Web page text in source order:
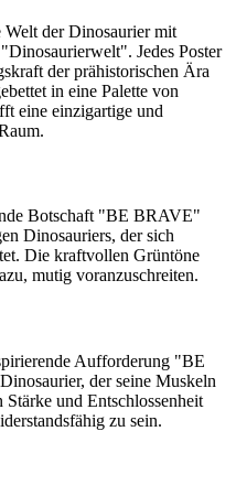
Welt der Dinosaurier mit
Jedes Poster
der prähistorischen Ära
in eine Palette von
eine einzigartige und
Botschaft "BE BRAVE"
Dinosauriers, der sich
Die kraftvollen Grüntöne
mutig voranzuschreiten.
Aufforderung "BE
der seine Muskeln
und Entschlossenheit
zu sein.